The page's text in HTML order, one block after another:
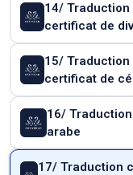
14/ Traduction
certificat de
15/ Traduction
certificat de
16/
arabe
17/ Traduction